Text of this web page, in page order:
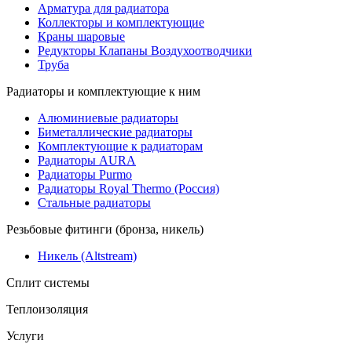
Арматура для радиатора
Коллекторы и комплектующие
Краны шаровые
Редукторы Клапаны Воздухоотводчики
Труба
Радиаторы и комплектующие к ним
Алюминиевые радиаторы
Биметаллические радиаторы
Комплектующие к радиаторам
Радиаторы AURA
Радиаторы Purmo
Радиаторы Royal Thermo (Россия)
Стальные радиаторы
Резьбовые фитинги (бронза, никель)
Никель (Altstream)
Сплит системы
Теплоизоляция
Услуги